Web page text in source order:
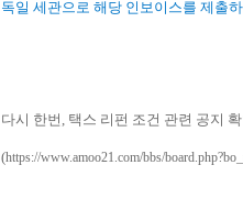
독일 세관으로 해당 인보이스를 제출
다시 한번, 택스 리펀 조건 관련 공지
(https://www.amoo21.com/bbs/